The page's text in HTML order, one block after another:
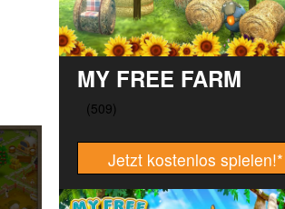
MY FREE FARM
Jetzt kostenlos spielen!*